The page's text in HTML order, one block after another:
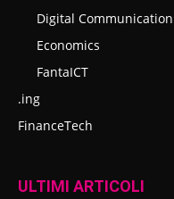
Digital Communication
Economics
FantaICT
.ing
FinanceTech
ULTIMI ARTICOLI